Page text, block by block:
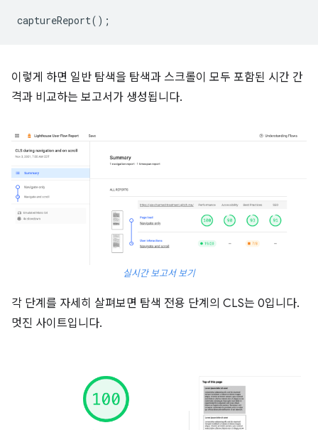
captureReport();
이렇게 하면 일반 탐색을 탐색과 스크롤이 모두 포함된 시간 간
격과 비교하는 보고서가 생성됩니다.
실시간 보고서 보기
각 단계를 자세히 살펴보면 탐색 전용 단계의 CLS는 0입니다.
멋진 사이트입니다.